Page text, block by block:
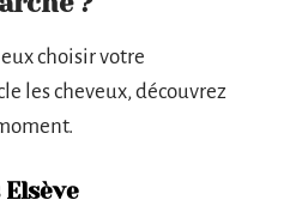
choisir votre
les cheveux, découvrez
Elsève